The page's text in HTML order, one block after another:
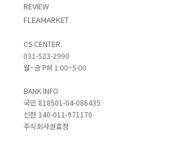
REVIEW
FLEAMARKET
CS CENTER.
031-523-2990
월~금 PM 1:00~5:00
BANK INFO
국민 818501-04-086435
신한 140-011-971170
주식회사권효정